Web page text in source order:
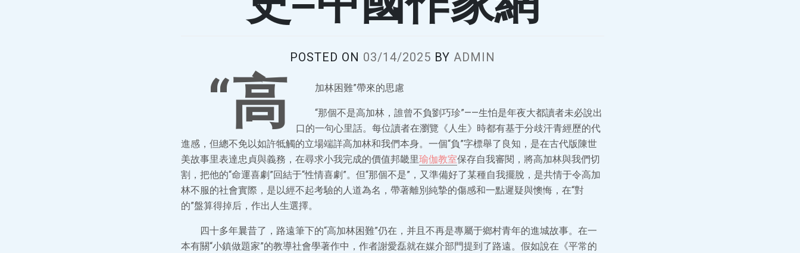
POSTED ON 03/14/2025 BY ADMIN
“高 加林困難”帶來的思慮
“那個不是高加林，誰曾不負劉巧珍”——生怕是年夜大都讀者未必說出
口的一句心里話。每位讀者在瀏覽《人生》時都有基于分歧汗青經歷的代
進感，但總不免以如許牴觸的立場端詳高加林和我們本身。一個“負”字標舉了良知，是在古代版陳世
美故事里表達忠貞與義務，在尋求小我完成的價值邦畿里瑜伽教室保存自我審閱，將高加林與我們切
割，把他的“命運喜劇”回結于“性情喜劇”。但“那個不是”，又準備好了某種自我擺脫，是共情于令高加
林不服的社會實際，是以經不起考驗的人道為名，帶著離別純摯的傷感和一點遲疑與懊悔，在“對
的”盤算得掉后，作出人生選擇。
四十多年曩昔了，路遠筆下的“高加林困難”仍在，并且不再是專屬于鄉村青年的進城故事。在一
本有關“小鎮做題家”的教導社會學著作中，作者謝愛磊就在媒介部門提到了路遠。假如說在《平常的